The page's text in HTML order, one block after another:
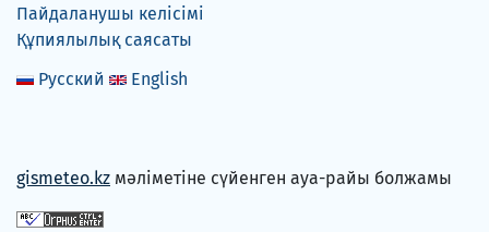
Пайдаланушы келісімі
Құпиялылық саясаты
Русский
English
gismeteo.kz мәліметіне сүйенген ауа-райы болжамы